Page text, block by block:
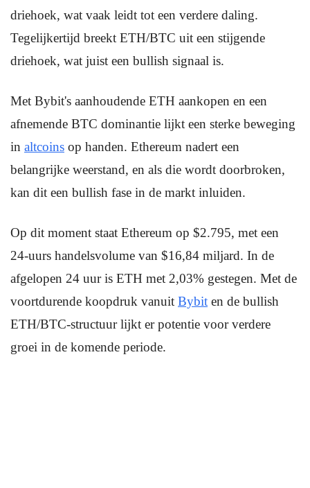
driehoek, wat vaak leidt tot een verdere daling.
Tegelijkertijd breekt ETH/BTC uit een stijgende
driehoek, wat juist een bullish signaal is.
Met Bybit's aanhoudende ETH aankopen en een
afnemende BTC dominantie lijkt een sterke beweging
in altcoins op handen. Ethereum nadert een
belangrijke weerstand, en als die wordt doorbroken,
kan dit een bullish fase in de markt inluiden.
Op dit moment staat Ethereum op $2.795, met een
24-uurs handelsvolume van $16,84 miljard. In de
afgelopen 24 uur is ETH met 2,03% gestegen. Met de
voortdurende koopdruk vanuit Bybit en de bullish
ETH/BTC-structuur lijkt er potentie voor verdere
groei in de komende periode.